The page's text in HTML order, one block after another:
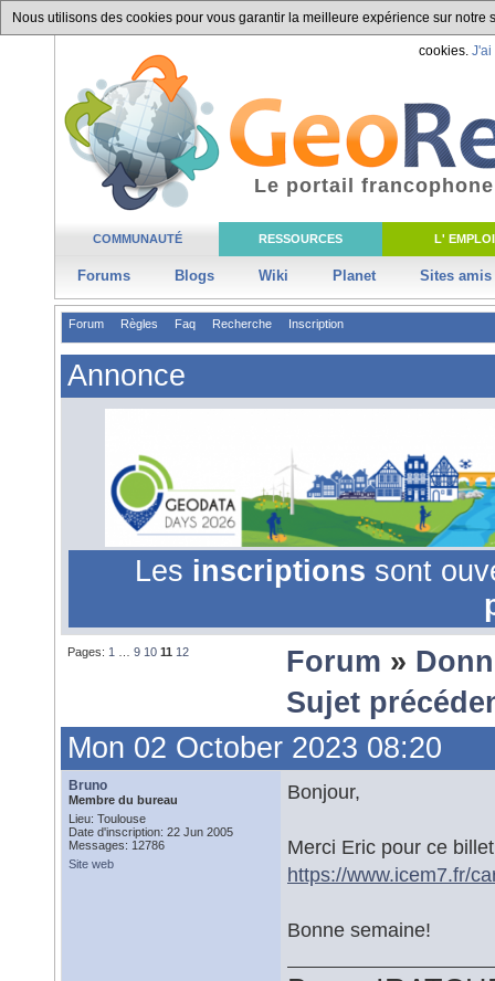
Nous utilisons des cookies pour vous garantir la meilleure expérience sur
cookies. J'ai
COMMUNAUTÉ RESSOURCES L' EMPLOI
Forums Blogs Wiki Planet Sites amis
Le portail
Forum Règles Faq Recherche Inscription
Annonce
Les inscriptions sont
Pages: 1 9 10 11 12 Forum »
Sujet
Mon 02 October 2023 08:20
Bruno
Membre du bureau
Lieu: Toulouse
Date d'inscription: 22 Jun 2005
Messages: 12786
Site web
Bonjour,
Merci Eric pour ce
https://www.icem7.fr/
Bonne semaine!